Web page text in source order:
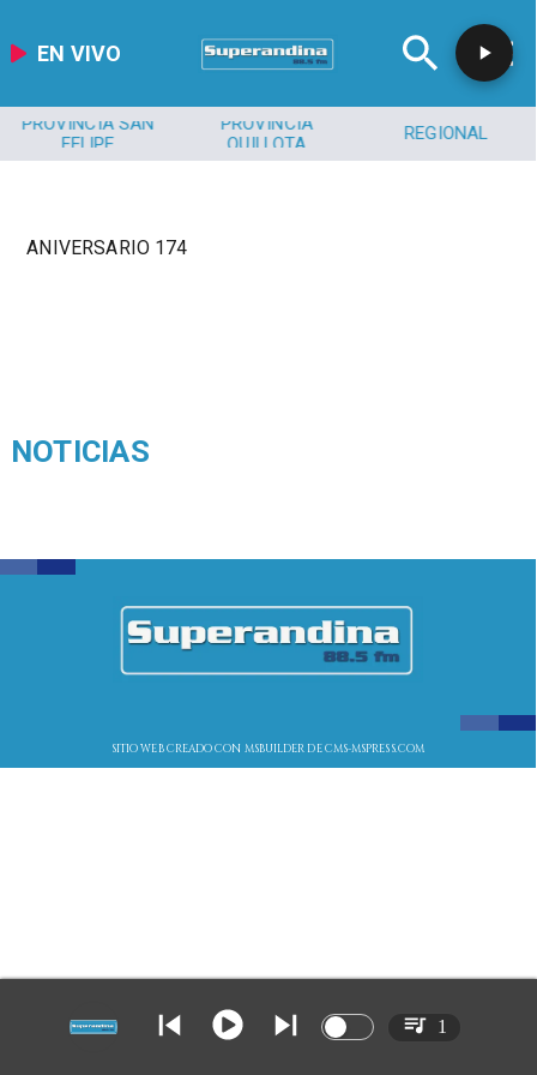
EN VIVO
PROVINCIA SAN
FELIPE
PROVINCIA
QUILLOTA
REGIONAL
ANIVERSARIO 174
NOTICIAS
SITIO WEB CREADO CON MSBUILDER DE CMS-MSPRESS.COM
1